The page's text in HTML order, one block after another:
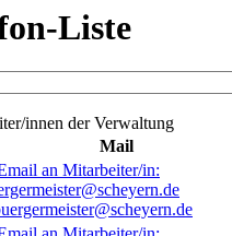
Liste
innen der Verwaltung
Mail